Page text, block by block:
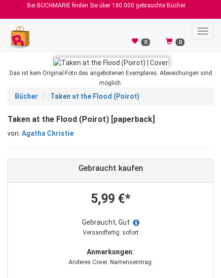
Bei BUCHMARIE finden Sie über 180.000 gebrauchte Bücher.
0 0
Das ist kein Original-Foto des angebotenen Exemplares. Abweichungen sind
möglich.
Bücher Taken at the Flood (Poirot)
Taken at the Flood (Poirot) [paperback]
von: Agatha Christie
Gebraucht kaufen
5,99 €*
Gebraucht, Gut
Versandfertig: sofort
Anmerkungen:
Anderes Cover. Namenseintrag.